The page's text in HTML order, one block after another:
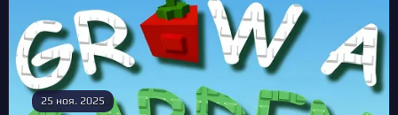
25 ноя. 2025